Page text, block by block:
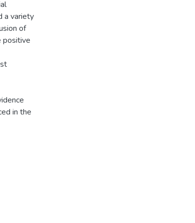
a variety
of
positive
in the